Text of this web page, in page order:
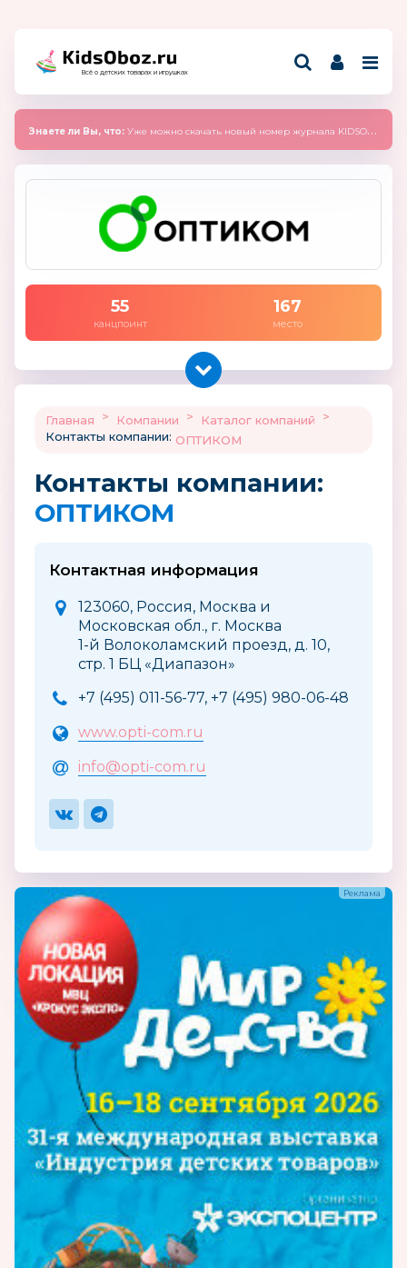
Всё о детских товарах и игрушках
Знаете ли Вы, что: Уже можно скачать новый номер журнала KIDSOBOZ 2025 (сентябрь)
55
канцпоинт
167
место
Главная > Компании > Каталог компаний
>
Контакты компании: ОПТИКОМ
Контакты компании:
ОПТИКОМ
Контактная информация
123060, Россия, Москва и
Московская обл., г. Москва
1-й Волоколамский проезд, д. 10,
стр. 1 БЦ «Диапазон»
+7 (495) 011-56-77, +7 (495) 980-06-48
www.opti-com.ru
info@opti-com.ru